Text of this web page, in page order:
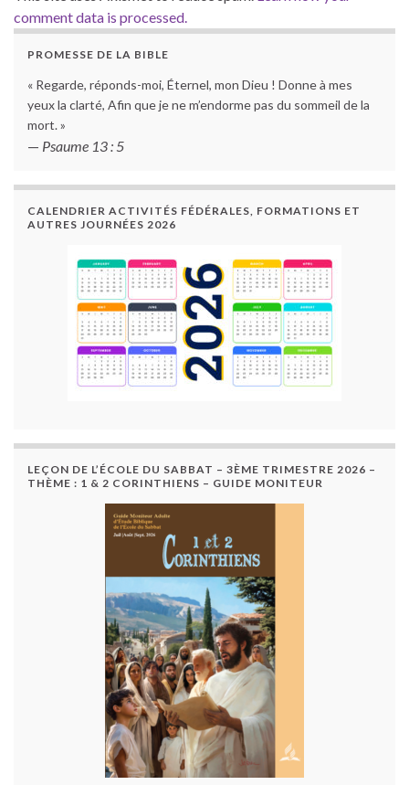
comment data is processed.
PROMESSE DE LA BIBLE
« Regarde, réponds-moi, Éternel, mon Dieu ! Donne à mes
yeux la clarté, Afin que je ne m’endorme pas du sommeil de la
mort. »
— Psaume 13 : 5
CALENDRIER ACTIVITÉS FÉDÉRALES, FORMATIONS ET
AUTRES JOURNÉES 2026
LEÇON DE L’ÉCOLE DU SABBAT – 3ÈME TRIMESTRE 2026 –
THÈME : 1 & 2 CORINTHIENS – GUIDE MONITEUR